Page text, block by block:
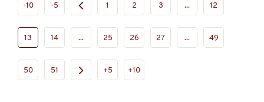
-10 -5 1 2 3 ... 12
13 14 ... 25 26 27 ... 49
50 51 +5 +10